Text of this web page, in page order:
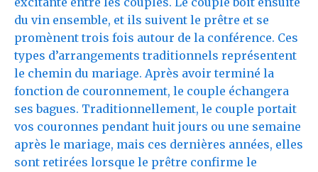
du vin ensemble, et ils suivent le prêtre et se
promènent trois fois autour de la conférence. Ces
types d’arrangements traditionnels représentent
le chemin du mariage. Après avoir terminé la
fonction de couronnement, le couple échangera
ses bagues. Traditionnellement, le couple portait
vos couronnes pendant huit jours ou une semaine
après le mariage, mais ces dernières années, elles
sont retirées lorsque le prêtre confirme le